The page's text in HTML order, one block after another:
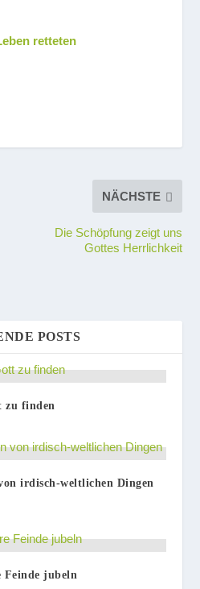
retteten
NÄCHSTE
Die Schöpfung zeigt uns
Gottes Herrlichkeit
POSTS
zu finden
irdisch-weltlichen Dingen
Feinde jubeln